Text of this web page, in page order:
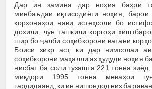
Дар ин замина дар ноҳия баҳри
минбаъдаи иқтисодиёти ноҳия, барои
корхонаҳои нави истеҳсолӣ бо
дохилӣ, чун ташкили коргоҳи
шир бо ҷалби соҳибкорони ватанӣ
Боиси зикр аст, ки дар нимсолаи
соҳибкорони маҳаллӣ аз ҳудуди ноҳия
нисбат ба соли гузашта 221 тонна
миқдори 1995 тонна меваҳои
гардидаанд, ки ин нишондод низ ба